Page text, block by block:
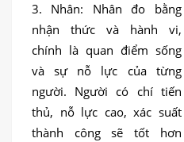
3. Nhân: Nhân đo bằng
nhận thức và hành vi,
chính là quan điểm sống
và sự nỗ lực của từng
người. Người có chí tiến
thủ, nỗ lực cao, xác suất
thành công sẽ tốt hơn